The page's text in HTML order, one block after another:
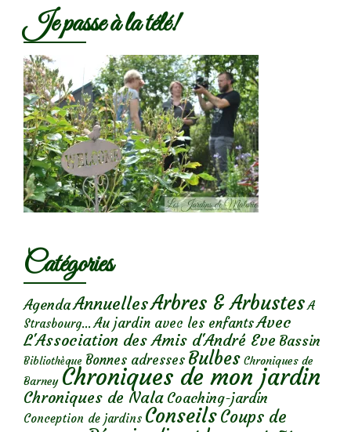
Je passe à la télé!
Catégories
AgendaAnnuellesArbres & Arbustes A
Strasbourg... Au jardin avec les enfantsAvec
L'Association des Amis d'André Eve Bassin
Bibliothèque Bonnes adresses Bulbes Chroniques de
Barney Chroniques de mon jardin
Chroniques de Nala Coaching-jardin
Conception de jardins ConseilsCoups de